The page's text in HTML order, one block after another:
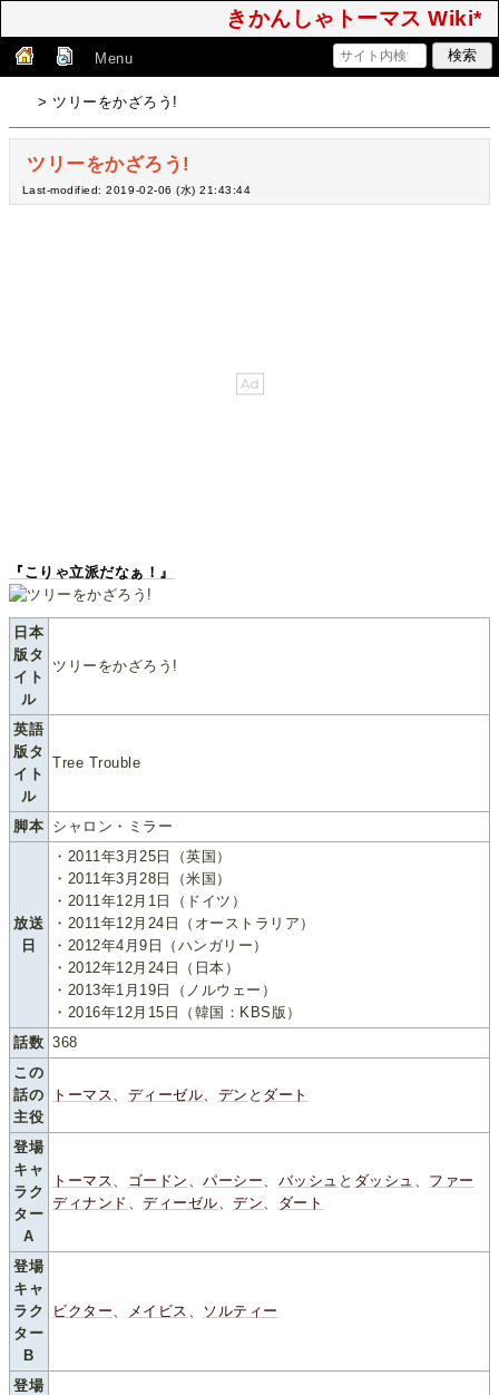
きかんしゃトーマス Wiki*
Menu
> ツリーをかざろう!
ツリーをかざろう!
Last-modified: 2019-02-06 (水) 21:43:44
『こりゃ立派だなぁ！』
日本
版タ
イト
ル
ツリーをかざろう!
英語
版タ
イト
ル
Tree Trouble
脚本 シャロン・ミラー
放送
日
・2011年3月25日（英国）
・2011年3月28日（米国）
・2011年12月1日（ドイツ）
・2011年12月24日（オーストラリア）
・2012年4月9日（ハンガリー）
・2012年12月24日（日本）
・2013年1月19日（ノルウェー）
・2016年12月15日（韓国：KBS版）
話数 368
この
話の
主役
トーマス ディーゼル デン と ダート
登場
キャ
ラク
ター
A
トーマス ゴードン 、パーシー バッシュ と ダッシュ
ファー
ディナンド
、ディーゼル 、デン ダート
登場
キャ
ラク
ター
B
ビクター メイビス ソルティー
登場